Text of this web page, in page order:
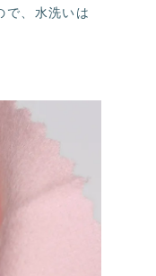
で、水洗いは